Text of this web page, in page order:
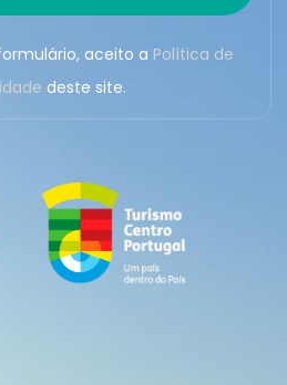
aceito a Política de
deste site.